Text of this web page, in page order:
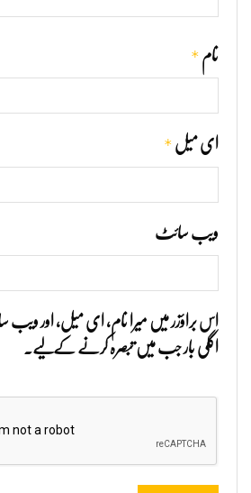
نام *
ای میل *
ویب‌ سائٹ
اس براؤزر میں میرا نام، ای میل، اور ویب
اگلی بار جب میں تبصرہ کرنے کےلیے۔